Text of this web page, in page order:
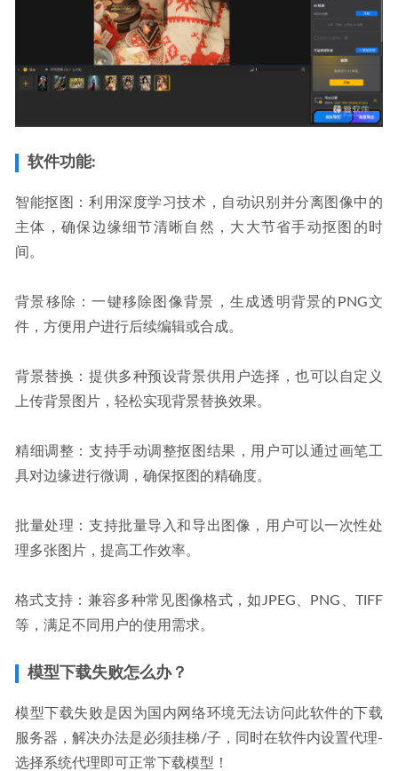
软件功能:
智能抠图：利用深度学习技术，自动识别并分离图像中的
主体，确保边缘细节清晰自然，大大节省手动抠图的时
间。
背景移除：一键移除图像背景，生成透明背景的PNG文
件，方便用户进行后续编辑或合成。
背景替换：提供多种预设背景供用户选择，也可以自定义
上传背景图片，轻松实现背景替换效果。
精细调整：支持手动调整抠图结果，用户可以通过画笔工
具对边缘进行微调，确保抠图的精确度。
批量处理：支持批量导入和导出图像，用户可以一次性处
理多张图片，提高工作效率。
格式支持：兼容多种常见图像格式，如JPEG、PNG、TIFF
等，满足不同用户的使用需求。
模型下载失败怎么办？
模型下载失败是因为国内网络环境无法访问此软件的下载
服务器，解决办法是必须挂梯/子，同时在软件内设置代理-
选择系统代理即可正常下载模型！